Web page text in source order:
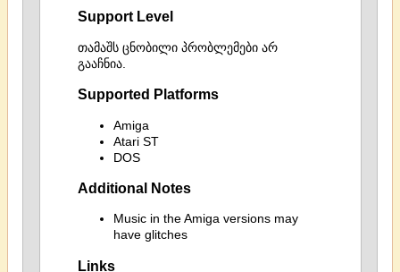
Support Level
თამაშს ცნობილი პრობლემები არ
გააჩნია.
Supported Platforms
Amiga
Atari ST
DOS
Additional Notes
Music in the Amiga versions may
have glitches
Links